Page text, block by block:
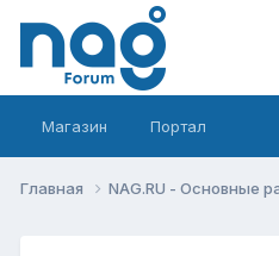
Магазин Портал
Главная NAG.RU - Основные